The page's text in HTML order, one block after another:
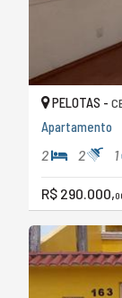
PELOTAS -
Apartamento
2 2 1
R$ 290.000,